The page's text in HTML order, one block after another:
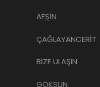
AFŞİN
ÇAĞLAYANCERİT
BİZE ULAŞIN
GÖKSUN